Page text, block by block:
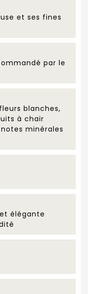
et ses fines
par le
blanches,
à chair
minérales
élégante